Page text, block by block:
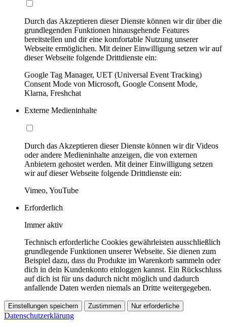
Durch das Akzeptieren dieser Dienste können wir dir über die
grundlegenden Funktionen hinausgehende Features
bereitstellen und dir eine komfortable Nutzung unserer
Webseite ermöglichen. Mit deiner Einwilligung setzen wir auf
dieser Webseite folgende Drittdienste ein:
Google Tag Manager, UET (Universal Event Tracking)
Consent Mode von Microsoft, Google Consent Mode,
Klarna, Freshchat
Externe Medieninhalte
Durch das Akzeptieren dieser Dienste können wir dir Videos
oder andere Medieninhalte anzeigen, die von externen
Anbietern gehostet werden. Mit deiner Einwilligung setzen
wir auf dieser Webseite folgende Drittdienste ein:
Vimeo, YouTube
Erforderlich
Immer aktiv
Technisch erforderliche Cookies gewährleisten ausschließlich
grundlegende Funktionen unserer Webseite. Sie dienen zum
Beispiel dazu, dass du Produkte im Warenkorb sammeln oder
dich in dein Kundenkonto einloggen kannst. Ein Rückschluss
auf dich ist für uns dadurch nicht möglich und dadurch
anfallende Daten werden niemals an Dritte weitergegeben.
Einstellungen speichern Zustimmen Nur erforderliche
Datenschutzerklärung